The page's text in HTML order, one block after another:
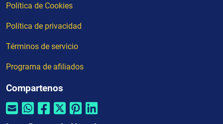
Política de Cookies
Política de privacidad
Términos de servicio
Programa de afiliados
Compartenos